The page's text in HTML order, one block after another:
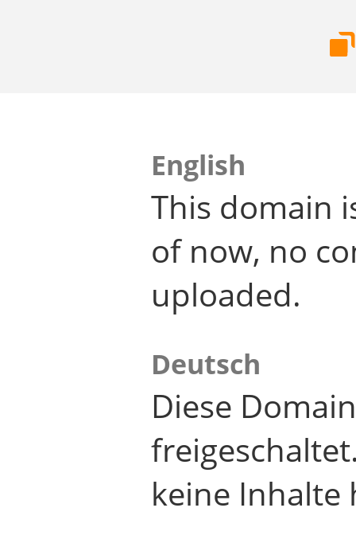
English
This domain
of now, no
uploaded.
Deutsch
Diese
keine Inhalte